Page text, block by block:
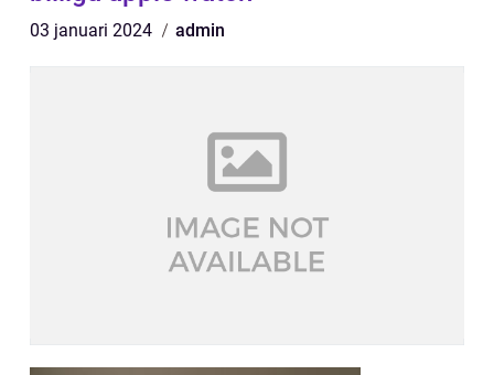
03 januari 2024 admin